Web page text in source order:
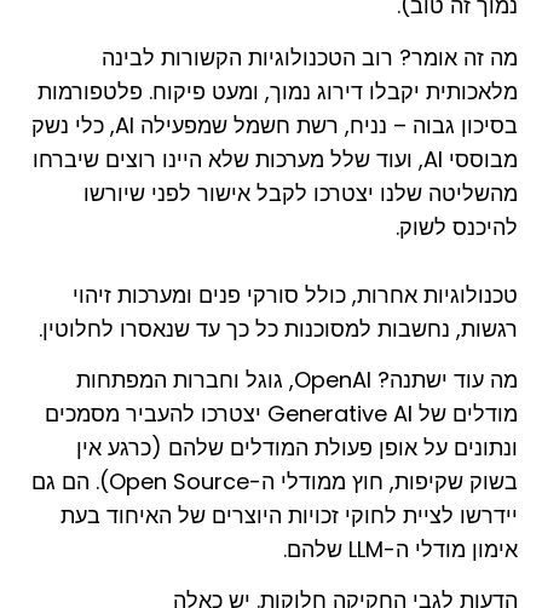
מה זה אומר? רוב הטכנולוגיות הקשורות לבינה
מלאכותית יקבלו דירוג נמוך, ומעט פיקוח. פלטפורמות
בסיכון גבוה – נניח, רשת חשמל שמפעילה AI, כלי נשק
מבוססי AI, ועוד שלל מערכות שלא היינו רוצים שיברחו
מהשליטה שלנו יצטרכו לקבל אישור לפני שיורשו
להיכנס לשוק.
טכנולוגיות אחרות, כולל סורקי פנים ומערכות זיהוי
רגשות, נחשבות למסוכנות כל כך עד שנאסרו לחלוטין.
מה עוד ישתנה? OpenAI, גוגל וחברות המפתחות
מודלים של Generative AI יצטרכו להעביר מסמכים
ונתונים על אופן פעולת המודלים שלהם (כרגע אין
בשוק שקיפות, חוץ ממודלי ה-Open Source). הם גם
יידרשו לציית לחוקי זכויות היוצרים של האיחוד בעת
אימון מודלי ה-LLM שלהם.
הדעות לגבי החקיקה חלוקות. יש כאלה